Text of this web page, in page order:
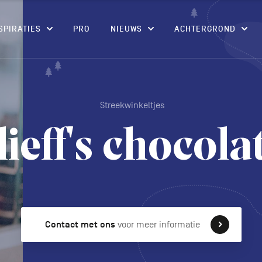
PRO NIEUWS ACHTERGROND
Streekwinkeltjes
Contact met ons voor meer informatie